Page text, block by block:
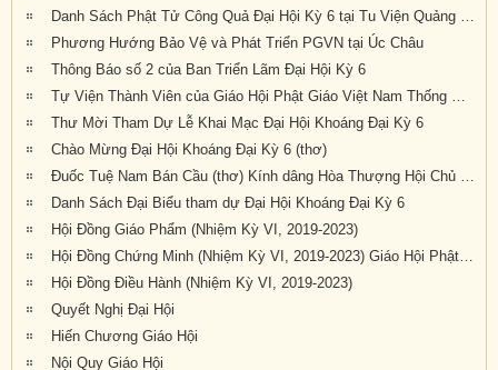
Danh Sách Phật Tử Công Quả Đại Hội Kỳ 6 tại Tu Viện Quảng Đức
Phương Hướng Bảo Vệ và Phát Triển PGVN tại Úc Châu
Thông Báo số 2 của Ban Triển Lãm Đại Hội Kỳ 6
Tự Viện Thành Viên của Giáo Hội Phật Giáo Việt Nam Thống Nhất Hải Ngoại tại Úc Đại Lợi- Tân Tây Lan.
Thư Mời Tham Dự Lễ Khai Mạc Đại Hội Khoáng Đại Kỳ 6
Chào Mừng Đại Hội Khoáng Đại Kỳ 6 (thơ)
Đuốc Tuệ Nam Bán Cầu (thơ) Kính dâng Hòa Thượng Hội Chủ cùng Chư Tôn Đức và quý Phật tử gần xa đang về dự Đại Hội Kỳ 6 tại Tu Viện Quảng Đức
Danh Sách Đại Biểu tham dự Đại Hội Khoáng Đại Kỳ 6
Hội Đồng Giáo Phẩm (Nhiệm Kỳ VI, 2019-2023)
Hội Đồng Chứng Minh (Nhiệm Kỳ VI, 2019-2023) Giáo Hội Phật Giáo Việt Nam Thống Nhất Hải Ngoại tại Úc Đại Lợi – Tân Tây Lan
Hội Đồng Điều Hành (Nhiệm Kỳ VI, 2019-2023)
Quyết Nghị Đại Hội
Hiến Chương Giáo Hội
Nội Quy Giáo Hội